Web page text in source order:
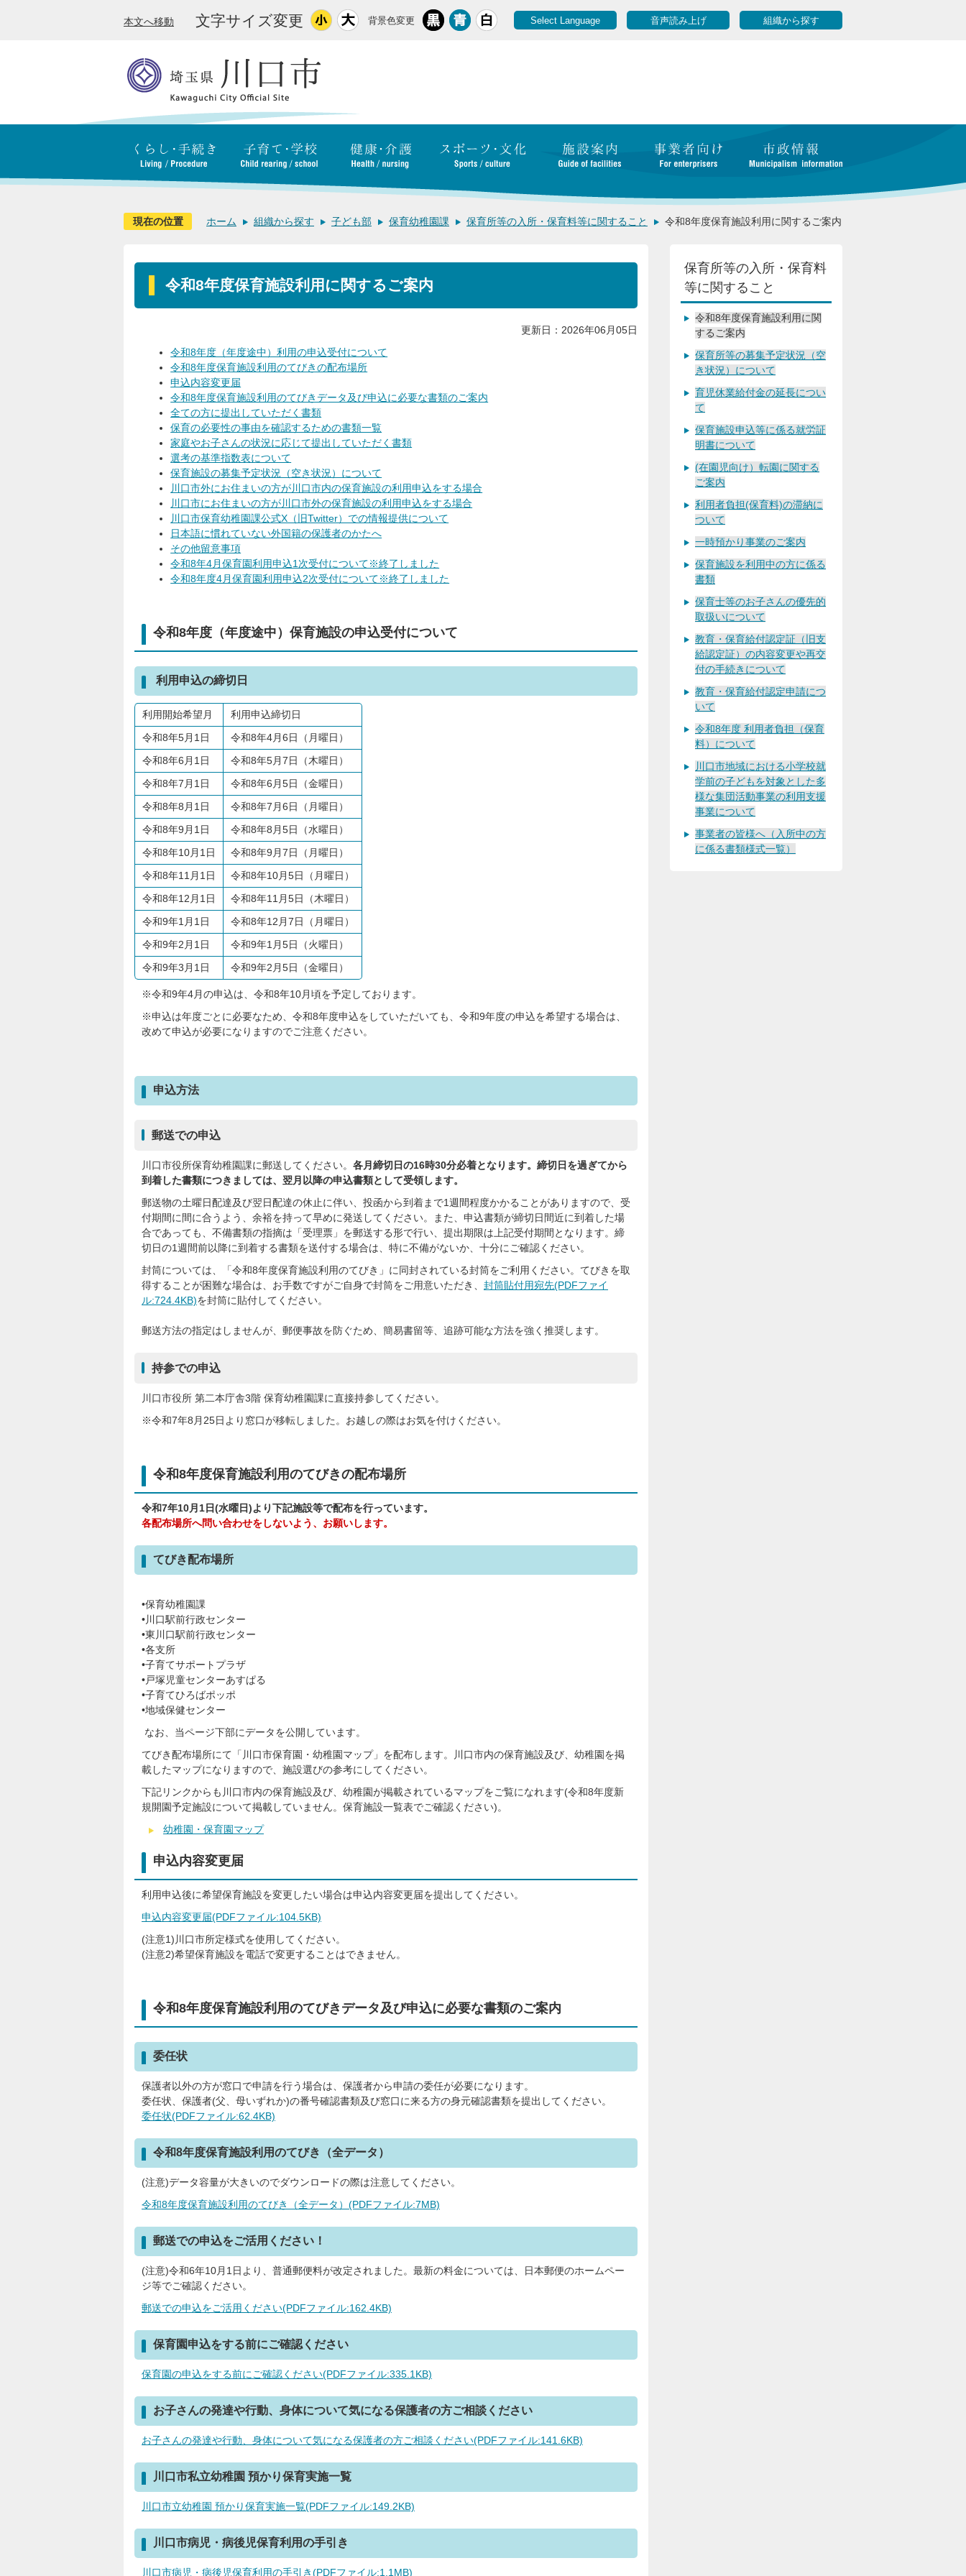
本文へ移動 文字サイズ変更 背景色変更 Select Language 音声読み上げ 組織から探す
現在の位置 ホーム 組織から探す 子ども部 保育幼稚園課 保育所等の入所・保育料等に関すること 令和8年度保育施設利用に関するご案内
令和8年度保育施設利用に関するご案内
更新日：2026年06月05日
令和8年度（年度途中）利用の申込受付について
令和8年度保育施設利用のてびきの配布場所
申込内容変更届
令和8年度保育施設利用のてびきデータ及び申込に必要な書類のご案内
全ての方に提出していただく書類
保育の必要性の事由を確認するための書類一覧
家庭やお子さんの状況に応じて提出していただく書類
選考の基準指数表について
保育施設の募集予定状況（空き状況）について
川口市外にお住まいの方が川口市内の保育施設の利用申込をする場合
川口市にお住まいの方が川口市外の保育施設の利用申込をする場合
川口市保育幼稚園課公式X（旧Twitter）での情報提供について
日本語に慣れていない外国籍の保護者のかたへ
その他留意事項
令和8年4月保育園利用申込1次受付について※終了しました
令和8年度4月保育園利用申込2次受付について※終了しました
令和8年度（年度途中）保育施設の申込受付について
利用申込の締切日
利用開始希望月
利用申込締切日
令和8年5月1日
令和8年4月6日（月曜日）
令和8年6月1日
令和8年5月7日（木曜日）
令和8年7月1日
令和8年6月5日（金曜日）
令和8年8月1日
令和8年7月6日（月曜日）
令和8年9月1日
令和8年8月5日（水曜日）
令和8年10月1日
令和8年9月7日（月曜日）
令和8年11月1日
令和8年10月5日（月曜日）
令和8年12月1日
令和8年11月5日（木曜日）
令和9年1月1日
令和8年12月7日（月曜日）
令和9年2月1日
令和9年1月5日（火曜日）
令和9年3月1日
令和9年2月5日（金曜日）
※令和9年4月の申込は、令和8年10月頃を予定しております。
※申込は年度ごとに必要なため、令和8年度申込をしていただいても、令和9年度の申込を希望する場合は、
改めて申込が必要になりますのでご注意ください。
申込方法
郵送での申込
川口市役所保育幼稚園課に郵送してください。 各月締切日の16時30分必着となります。締切日を過ぎてから
到着した書類につきましては、翌月以降の申込書類として受領します。
郵送物の土曜日配達及び翌日配達の休止に伴い、投函から到着まで1週間程度かかることがありますので、受
付期間に間に合うよう、余裕を持って早めに発送してください。また、申込書類が締切日間近に到着した場
合であっても、不備書類の指摘は「受理票」を郵送する形で行い、提出期限は上記受付期間となります。締
切日の1週間前以降に到着する書類を送付する場合は、特に不備がないか、十分にご確認ください。
封筒については、「令和8年度保育施設利用のてびき」に同封されている封筒をご利用ください。てびきを取
得することが困難な場合は、お手数ですがご自身で封筒をご用意いただき、 封筒貼付用宛先(PDFファイ
ル:724.4KB)を封筒に貼付してください。
郵送方法の指定はしませんが、郵便事故を防ぐため、簡易書留等、追跡可能な方法を強く推奨します。
持参での申込
川口市役所 第二本庁舎3階 保育幼稚園課に直接持参してください。
※令和7年8月25日より窓口が移転しました。お越しの際はお気を付けください。
令和8年度保育施設利用のてびきの配布場所
令和7年10月1日(水曜日)より下記施設等で配布を行っています。
各配布場所へ問い合わせをしないよう、お願いします。
てびき配布場所
•保育幼稚園課
•川口駅前行政センター
•東川口駅前行政センター
•各支所
•子育てサポートプラザ
•戸塚児童センターあすぱる
•子育てひろばポッポ
•地域保健センター
なお、当ページ下部にデータを公開しています。
てびき配布場所にて「川口市保育園・幼稚園マップ」を配布します。川口市内の保育施設及び、幼稚園を掲
載したマップになりますので、施設選びの参考にしてください。
下記リンクからも川口市内の保育施設及び、幼稚園が掲載されているマップをご覧になれます(令和8年度新
規開園予定施設について掲載していません。保育施設一覧表でご確認ください)。
幼稚園・保育園マップ
申込内容変更届
利用申込後に希望保育施設を変更したい場合は申込内容変更届を提出してください。
申込内容変更届(PDFファイル:104.5KB)
(注意1)川口市所定様式を使用してください。
(注意2)希望保育施設を電話で変更することはできません。
令和8年度保育施設利用のてびきデータ及び申込に必要な書類のご案内
委任状
保護者以外の方が窓口で申請を行う場合は、保護者から申請の委任が必要になります。
委任状、保護者(父、母いずれか)の番号確認書類及び窓口に来る方の身元確認書類を提出してください。
委任状(PDFファイル:62.4KB)
令和8年度保育施設利用のてびき（全データ）
(注意)データ容量が大きいのでダウンロードの際は注意してください。
令和8年度保育施設利用のてびき（全データ）(PDFファイル:7MB)
郵送での申込をご活用ください！
(注意)令和6年10月1日より、普通郵便料が改定されました。最新の料金については、日本郵便のホームペー
ジ等でご確認ください。
郵送での申込をご活用ください(PDFファイル:162.4KB)
保育園申込をする前にご確認ください
保育園の申込をする前にご確認ください(PDFファイル:335.1KB)
お子さんの発達や行動、身体について気になる保護者の方ご相談ください
お子さんの発達や行動、身体について気になる保護者の方ご相談ください(PDFファイル:141.6KB)
川口市私立幼稚園 預かり保育実施一覧
川口市立幼稚園 預かり保育実施一覧(PDFファイル:149.2KB)
川口市病児・病後児保育利用の手引き
川口市病児・病後児保育利用の手引き(PDFファイル:1.1MB)
保育所等の入所・保育料
等に関すること
令和8年度保育施設利用に関
するご案内
保育所等の募集予定状況（空
き状況）について
育児休業給付金の延長につい
て
保育施設申込等に係る就労証
明書について
(在園児向け）転園に関する
ご案内
利用者負担(保育料)の滞納に
ついて
一時預かり事業のご案内
保育施設を利用中の方に係る
書類
保育士等のお子さんの優先的
取扱いについて
教育・保育給付認定証（旧支
給認定証）の内容変更や再交
付の手続きについて
教育・保育給付認定申請につ
いて
令和8年度 利用者負担（保育
料）について
川口市地域における小学校就
学前の子どもを対象とした多
様な集団活動事業の利用支援
事業について
事業者の皆様へ（入所中の方
に係る書類様式一覧）